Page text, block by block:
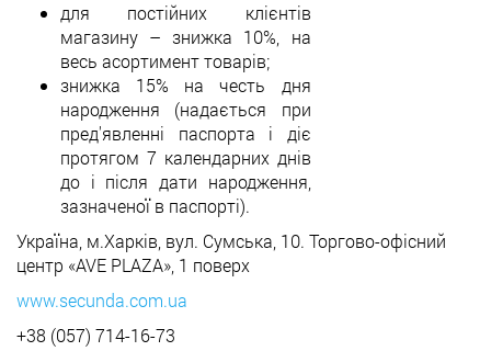
для постійних клієнтів
магазину – знижка 10%, на
весь асортимент товарів;
знижка 15% на честь дня
народження (надається при
пред'явленні паспорта і діє
протягом 7 календарних днів
до і після дати народження,
зазначеної в паспорті).
Україна, м.Харків, вул. Сумська, 10. Торгово-офісний
центр «AVE PLAZA», 1 поверх
www.secunda.com.ua
+38 (057) 714-16-73